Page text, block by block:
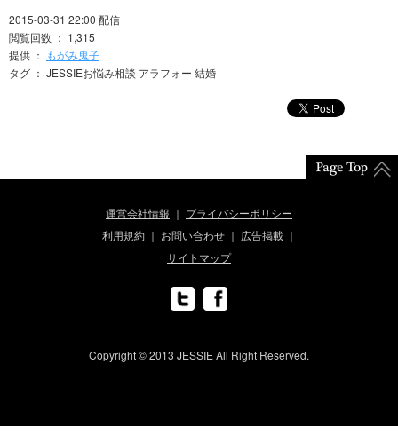
2015-03-31 22:00 配信
閲覧回数 ： 1,315
提供 ： もがみ鬼子
タグ ： JESSIEお悩み相談 アラフォー 結婚
運営会社情報
プライバシーポリシー
利用規約
お問い合わせ
広告掲載
サイトマップ
Copyright © 2013 JESSIE All Right Reserved.